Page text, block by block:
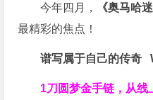
今年四月， 《奥马哈
最精彩的焦点！
谱写属于自己的传奇
1刀圆梦金手链，从线